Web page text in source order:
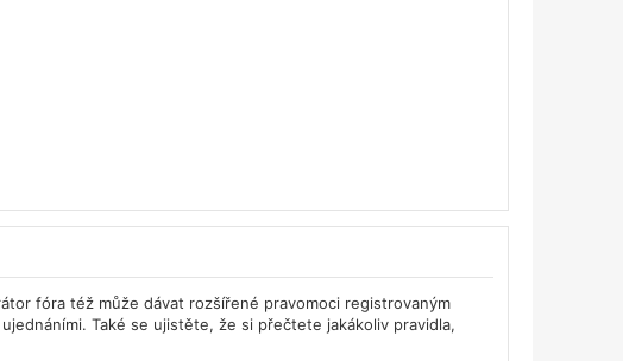
fóra též může dávat rozšířené pravomoci registrovaným
Také se ujistěte, že si přečtete jakákoliv pravidla,